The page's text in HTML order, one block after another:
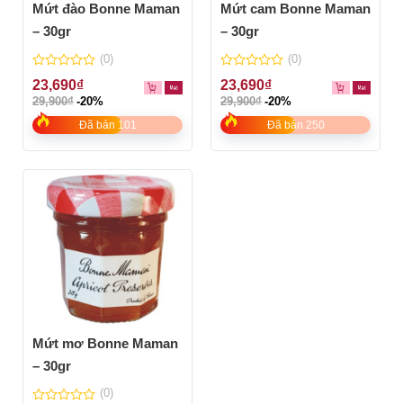
Mứt đào Bonne Maman
– 30gr
0
out
of
5
(0)
23,690₫
29,900₫ -20%
Đã bán 101
Mứt cam Bonne Maman
– 30gr
0
out
of
5
(0)
23,690₫
29,900₫ -20%
Đã bán 250
Mứt mơ Bonne Maman
– 30gr
(0)